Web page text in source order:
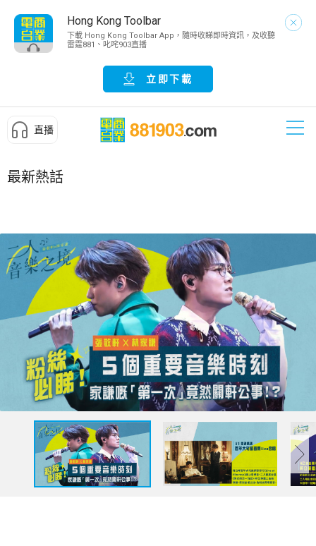
Hong Kong Toolbar
下載 Hong Kong Toolbar App，隨時收睇即時資訊，及收聽
雷霆881、叱咤903直播
立即下載
直播
最新熱話